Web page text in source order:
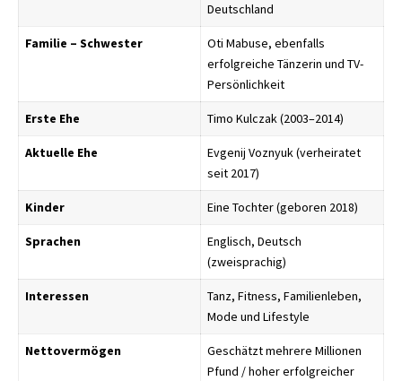
Deutschland
Familie – Schwester
Oti Mabuse, ebenfalls
erfolgreiche Tänzerin und TV-
Persönlichkeit
Erste Ehe Timo Kulczak (2003–2014)
Aktuelle Ehe
Evgenij Voznyuk (verheiratet
seit 2017)
Kinder Eine Tochter (geboren 2018)
Sprachen
Englisch, Deutsch
(zweisprachig)
Interessen
Tanz, Fitness, Familienleben,
Mode und Lifestyle
Nettovermögen
Geschätzt mehrere Millionen
Pfund / hoher erfolgreicher